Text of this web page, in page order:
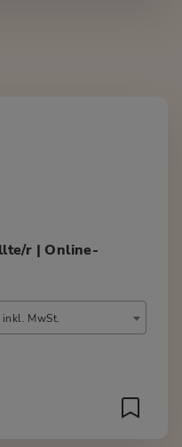
r | Online-
inkl. MwSt.